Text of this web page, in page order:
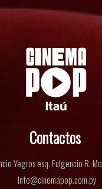
Contactos
Yegros esq. Fulgencio R.
info@cinemapop.com.py